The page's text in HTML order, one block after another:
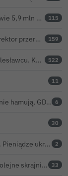
NFZ nie uznał odwołania szpitala w sprawie prawie 5,9 mln zł. Barczyk: rozważamy sąd 115
Szpital nie odpowiada na pytania o MEDASK. Dyrektor przerwał temat podczas konferencji o inwestycjach 159
Spółka ludzi ze szpitala zarabia na szpitalu w Bolesławcu. Kwoty pozostają tajne 522
11
„Hopka” na A4 do Zgorzelca. Kierowcy gwałtownie hamują, GDDKiA wyjaśnia, skąd problem 6
30
Zabrała plecak z paszportami i ponad 1500 euro. Pieniądze ukryła w zaskakującym miejscu 2
Jedna hulajnoga, dwie osoby i jazda pod prąd. Kolejne skrajnie nieodpowiedzialne zachowanie na ulicach Bolesławca 33